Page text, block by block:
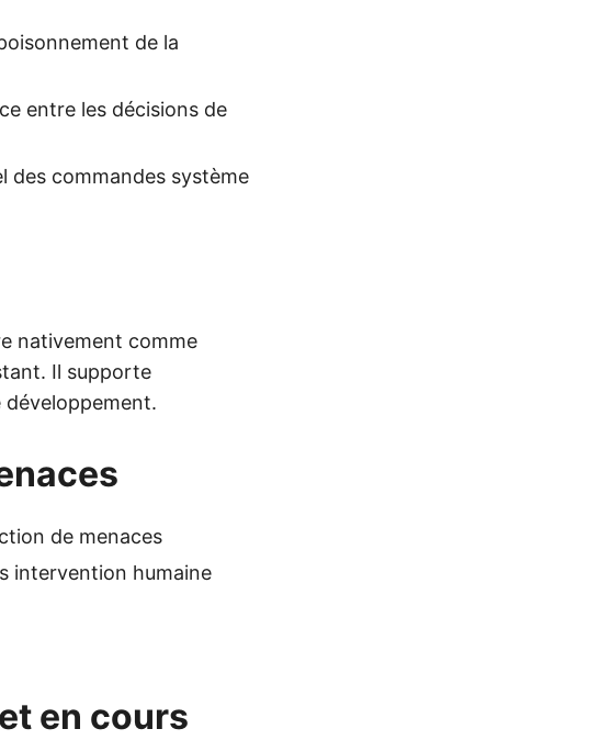
de la
entre les décisions de
des commandes système
nativement comme
Il supporte
développement.
de menaces
intervention humaine
en cours